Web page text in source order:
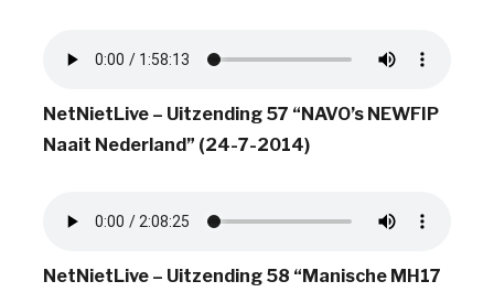
NetNietLive – Uitzending 57 “NAVO’s NEWFIP
Naait Nederland” (24-7-2014)
NetNietLive – Uitzending 58 “Manische MH17